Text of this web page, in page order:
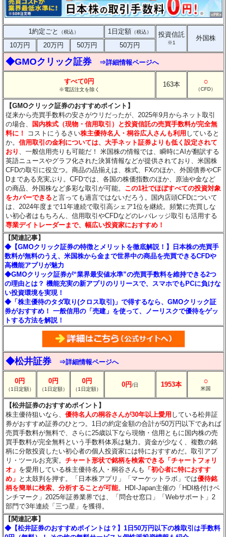
1約定ごと （税込） 1日定額 （税込） 投資信託
※1
外国株
10万円
20万円 50万円 50万円
◆GMOクリック証券 ⇒詳細情報ページへ
すべて0円
※電話注文を除く
163本 ○
（CFD）
【GMOクリック証券のおすすめポイント】
従来から売買手数料の安さがウリだったが、2025年9月からネット取引
の場合、
国内株式（現物・信用取引）と投資信託の売買手数料が完全無
料に！
コストにうるさい株主優待名人・桐谷広人さんも利用 していると
か。信用取引の金利については、大手ネット証券よりも低く設定されて
おり 、一般信用売りも可能だ！ 米国株の情報では、瞬時にAIが翻訳する
英語ニュースやグラフ化された決算情報などが提供されており、米国株
CFDの取引に役立つ。商品の品揃えは、株式、FXのほか、外国債券やCF
Dまである充実ぶり。CFDでは、各国の株価指数のほか、原油や金など
の商品、外国株など多彩な取引が可能。 この1社でほぼすべての投資対象
をカバーできる と言っても過言ではないだろう。国内店頭CFDについて
は、2024年度まで11年連続で取引高シェア1位を継続。頻繁に売買しな
い初心者はもちろん、信用取引やCFDなどのレバレッジ取引も活用する
専業デイトレーダーまで、幅広い投資家におすすめ！
【関連記事】
◆【GMOクリック証券の特徴とメリットを徹底解説！】日本株の売買手
数料が無料のうえ、米国株から金まで世界中の商品を売買できるCFDや
高機能アプリが魅力
◆GMOクリック証券が“業界最安値水準”の売買手数料を維持できる2つ
の理由とは？ 機能充実の新アプリのリリースで、スマホでもPCに負けな
い投資環境を実現！
◆「株主優待のタダ取り(クロス取引)」で得するなら、GMOクリック証
券がおすすめ！ 一般信用の「売建」を使って、ノーリスクで優待をゲッ
トする方法を解説！
◆松井証券 ⇒詳細情報ページへ
0円
（1日定額）
0円
（1日定額）
0円
（1日定額）
0円/日 1953本 ○
米国
【松井証券のおすすめポイント】
株主優待狙いなら、優待名人の桐谷さんが30年以上愛用 している松井証
券がおすすめ証券のひとつ。1日の約定金額の合計が50万円以下であれば
売買手数料が無料で、さらに25歳以下なら現物・信用ともに国内株の売
買手数料が完全無料という手数料体系は魅力。資金が少なく、複数の銘
柄に分散投資したい初心者の個人投資家には特におすすめだ。取引アプ
リ・ツールお充実。チャート形状で銘柄を検索できる「チャートフォリ
オ」 を愛用している株主優待名人・桐谷さんも 「初心者に特におすす
め」 と太鼓判を押す。「日本株アプリ」「マーケットラボ」では優待銘
柄を簡単に検索、分析することが可能。HDI-Japan主催の「HDI格付けベ
ンチマーク」2025年証券業界では、「問合せ窓口」「Webサポート」2
部門で3年連続「三つ星」を獲得。
【関連記事】
◆【松井証券のおすすめポイントは？】1日50万円以下の株取引は手数料